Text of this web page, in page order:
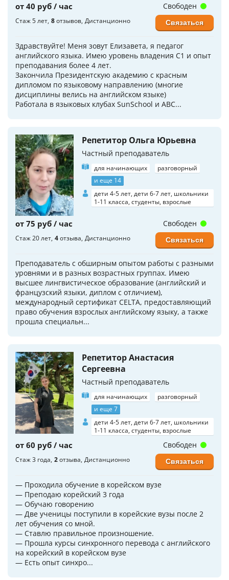
от 40 руб / час
Стаж 5 лет 8отзывов Дистанционно
Здравствуйте! Меня зовут Елизавета, я педагог
английского языка. Имею уровень владения C1 и опыт
преподавания более 4 лет.
Закончила Президентскую академию с красным
дипломом по языковому направлению (многие
дисциплины велись на английском языке)
Работала в языковых клубах SunSchool и ABC...
Свободен
Связаться
Репетитор Ольга Юрьевна
Частный преподаватель
для начинающих
разговорный
и еще 14
дети 4-5 лет, дети 6-7 лет, школьники
1-11 класса, студенты, взрослые
от 75 руб / час
Стаж 20 лет 4отзыва Дистанционно
Преподаватель с обширным опытом работы с разными
уровнями и в разных возрастных группах. Имею
высшее лингвистическое образование (английский и
французский языки, диплом с отличием),
международный сертификат CELTA, предоставляющий
право обучения взрослых английскому языку, а также
прошла специальн...
Свободен
Связаться
Репетитор Анастасия
Сергеевна
Частный преподаватель
для начинающих
разговорный
и еще 7
дети 4-5 лет, дети 6-7 лет, школьники
1-11 класса, студенты, взрослые
от 60 руб / час
Стаж 3 года 2отзыва Дистанционно
— Проходила обучение в корейском вузе
— Преподаю корейский 3 года
— Обучаю говорению
— Две ученицы поступили в корейские вузы после 2
лет обучения со мной.
— Ставлю правильное произношение.
— Прошла курсы синхронного перевода с английского
на корейский в корейском вузе
— Есть опыт синхро...
Свободен
Связаться